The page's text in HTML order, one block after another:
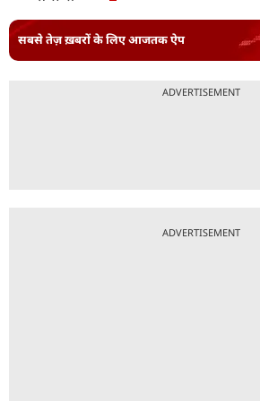
सबसे तेज़ ख़बरों के लिए आजतक ऐप
ADVERTISEMENT
ADVERTISEMENT